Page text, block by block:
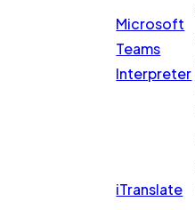
Microsoft
Teams
Interpreter
iTranslate